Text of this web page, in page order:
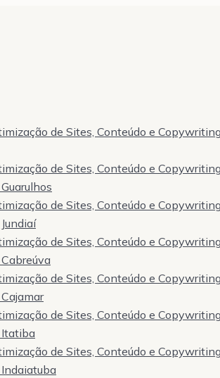
de Sites, Conteúdo e
de Sites, Conteúdo e
de Sites, Conteúdo e
de Sites, Conteúdo e
de Sites, Conteúdo e
de Sites, Conteúdo e
de Sites, Conteúdo e